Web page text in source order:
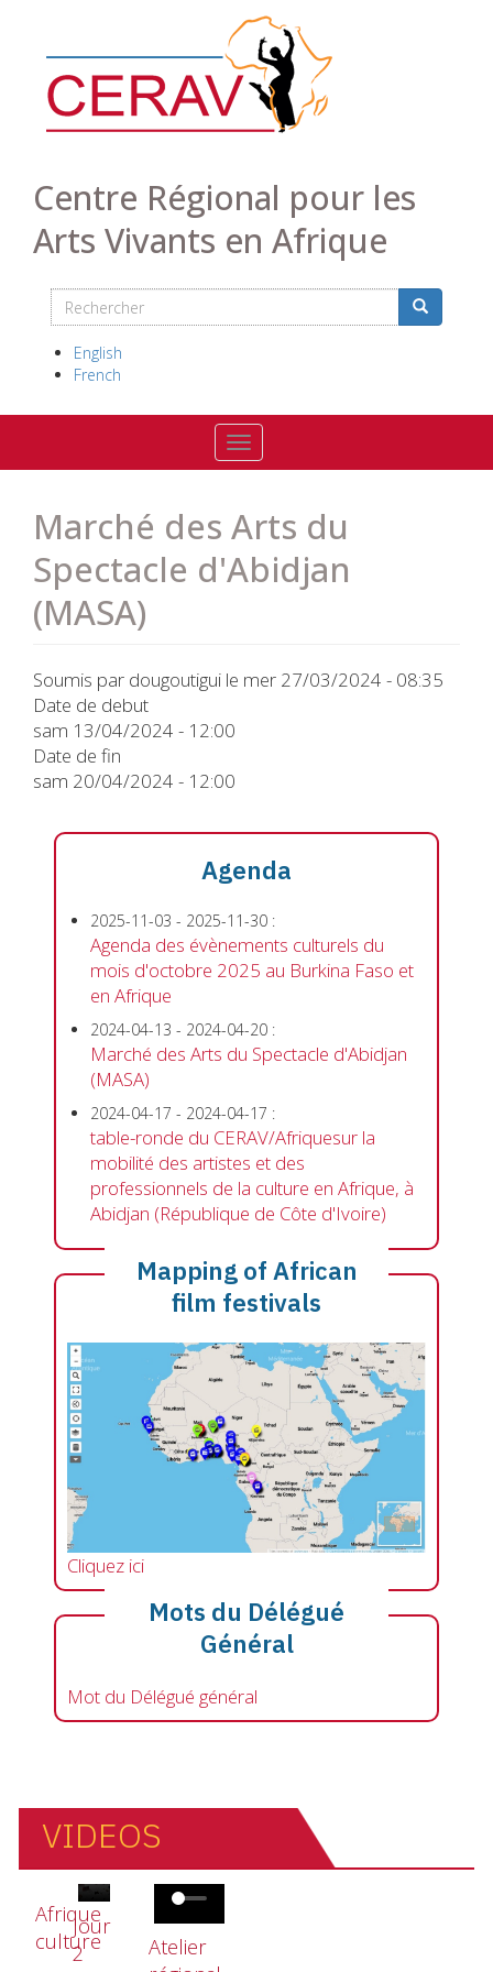
contenu
principal
Centre Régional pour les
Arts Vivants en Afrique
Search
Rechercher Rechercher
English
French
Toggle navigation
Marché des Arts du
Spectacle d'Abidjan
(MASA)
Soumis par dougoutigui le mer 27/03/2024 - 08:35
Date de debut
sam 13/04/2024 - 12:00
Date de fin
sam 20/04/2024 - 12:00
Agenda
2025-11-03 - 2025-11-30 :
Agenda des évènements culturels du
mois d'octobre 2025 au Burkina Faso et
en Afrique
2024-04-13 - 2024-04-20 :
Marché des Arts du Spectacle d'Abidjan
(MASA)
2024-04-17 - 2024-04-17 :
table-ronde du CERAV/Afriquesur la
mobilité des artistes et des
professionnels de la culture en Afrique, à
Abidjan (République de Côte d'Ivoire)
Mapping of African
film festivals
Cliquez ici
Mots du Délégué
Général
Mot du Délégué général
VIDEOS
Fichier vidéo
Afrique
culture
Fichier vidéo
Jour
2
Fichier vidéo
Atelier